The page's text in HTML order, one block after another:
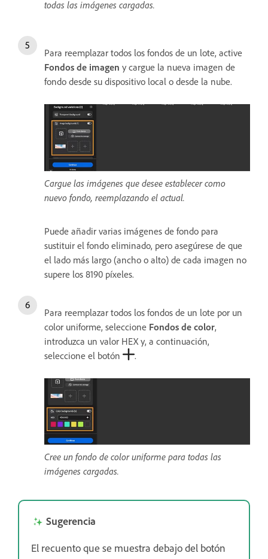
todas las imágenes cargadas.
Para reemplazar todos los fondos de un lote, active
Fondos de imagen y cargue la nueva imagen de
fondo desde su dispositivo local o desde la nube.
Cargue las imágenes que desee establecer como
nuevo fondo, reemplazando el actual.
Puede añadir varias imágenes de fondo para
sustituir el fondo eliminado, pero asegúrese de que
el lado más largo (ancho o alto) de cada imagen no
supere los 8190 píxeles.
Para reemplazar todos los fondos de un lote por un
color uniforme, seleccione Fondos de color,
introduzca un valor HEX y, a continuación,
seleccione el botón
.
Cree un fondo de color uniforme para todas las
imágenes cargadas.
Sugerencia
El recuento que se muestra debajo del botón